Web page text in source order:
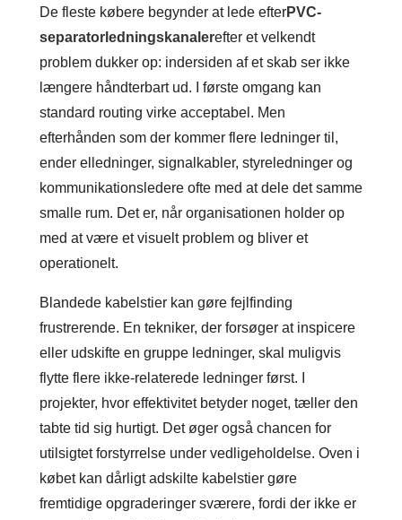
De fleste købere begynder at lede efterPVC-
separatorledningskanalerefter et velkendt
problem dukker op: indersiden af ​​et skab ser ikke
længere håndterbart ud. I første omgang kan
standard routing virke acceptabel. Men
efterhånden som der kommer flere ledninger til,
ender elledninger, signalkabler, styreledninger og
kommunikationsledere ofte med at dele det samme
smalle rum. Det er, når organisationen holder op
med at være et visuelt problem og bliver et
operationelt.
Blandede kabelstier kan gøre fejlfinding
frustrerende. En tekniker, der forsøger at inspicere
eller udskifte en gruppe ledninger, skal muligvis
flytte flere ikke-relaterede ledninger først. I
projekter, hvor effektivitet betyder noget, tæller den
tabte tid sig hurtigt. Det øger også chancen for
utilsigtet forstyrrelse under vedligeholdelse. Oven i
købet kan dårligt adskilte kabelstier gøre
fremtidige opgraderinger sværere, fordi der ikke er